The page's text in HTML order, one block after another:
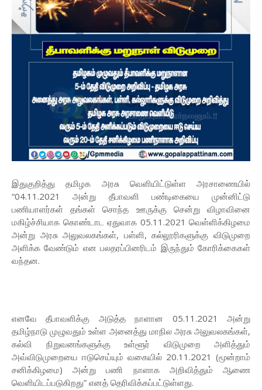
இதுகுறித்து தமிழக அரசு வெளியிட்டுள்ள அரசாணையில்
“04.11.2021 அன்று தீபாவளி பண்டிகையை முன்னிட்டு
பணியாளர்கள் தங்கள் சொந்த ஊருக்கு சென்று விழாவினை
மகிழ்ச்சியாக கொண்டாட ஏதுவாக 05.11.2021 வெள்ளிக்கிழமை
அன்று அரசு அலுவலகங்கள், பள்ளி, கல்லூரிகளுக்கு விடுமுறை
அளிக்க வேண்டும் என பலதரப்பினரிடம் இருந்தும் கோரிக்கைகள்
வந்தன.
எனவே தீபாவளிக்கு அடுத்த நாளான 05.11.2021 அன்று
தமிழ்நாடு முழுவதும் உள்ள அனைத்து மாநில அரசு அலுவலகங்கள்,
கல்வி நிறுவனங்களுக்கு உள்ளூர் விடுமுறை அளித்தும்
அவ்விடுமுறையை ஈடுசெய்யும் வகையில் 20.11.2021 (மூன்றாம்
சனிக்கிழமை) அன்று பணி நாளாக அறிவித்தும் ஆணை
வெளியிடப்படுகிறது” எனத் தெரிவிக்கப்பட்டுள்ளது.